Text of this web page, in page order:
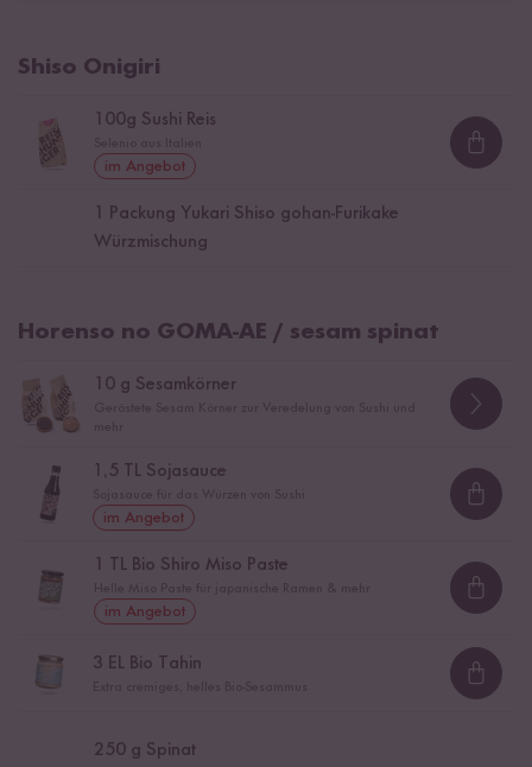
Shiso Onigiri
100g Sushi Reis
im Angebot
1 Packung Yukari Shiso gohan-Furikake
Würzmischung
Horenso no GOMA-AE / sesam spinat
10 g Sesamkörner
1,5 TL Sojasauce
im Angebot
1 TL Bio Shiro Miso Paste
im Angebot
3 EL Bio Tahin
250 g Spinat